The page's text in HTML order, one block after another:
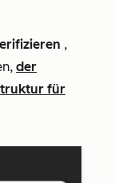
,
der
für